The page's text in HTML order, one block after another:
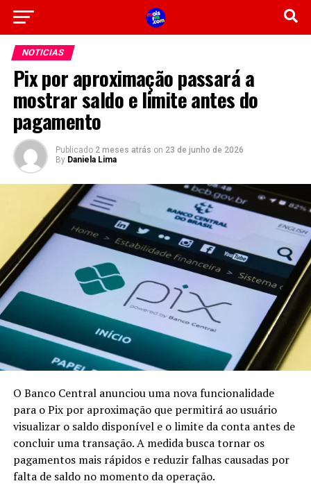
NOTICIAS
Pix por aproximação passará a
mostrar saldo e limite antes do
pagamento
Publicado 2 meses atrás on 23 de junho de 2026
By Daniela Lima
O Banco Central anunciou uma nova funcionalidade
para o Pix por aproximação que permitirá ao usuário
visualizar o saldo disponível e o limite da conta antes de
concluir uma transação. A medida busca tornar os
pagamentos mais rápidos e reduzir falhas causadas por
falta de saldo no momento da operação.